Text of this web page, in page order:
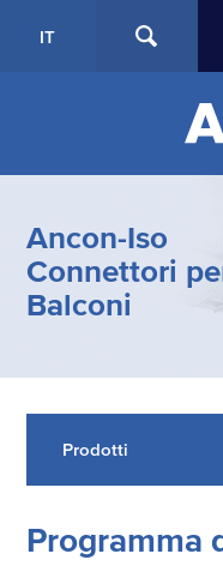
IT
Ancon-Iso
Connettori
Balconi
Prodotti
Programma